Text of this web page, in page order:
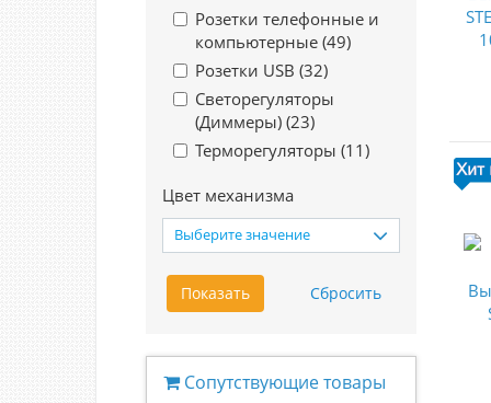
Розетки телефонные и
компьютерные (49)
Розетки USB (32)
Светорегуляторы
(Диммеры) (23)
Терморегуляторы (11)
Цвет механизма
Выберите значение
Сопутствующие товары